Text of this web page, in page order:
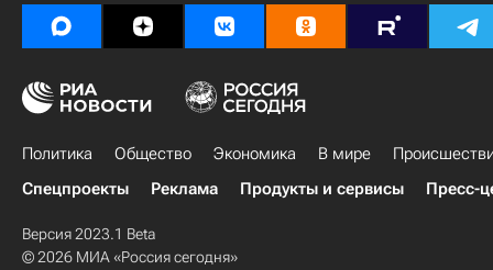
Политика Общество Экономика В мире
Спецпроекты
Реклама Продукты и сервисы Пресс-
Версия 2023.1 Beta
© 2026 МИА «Россия сегодня»